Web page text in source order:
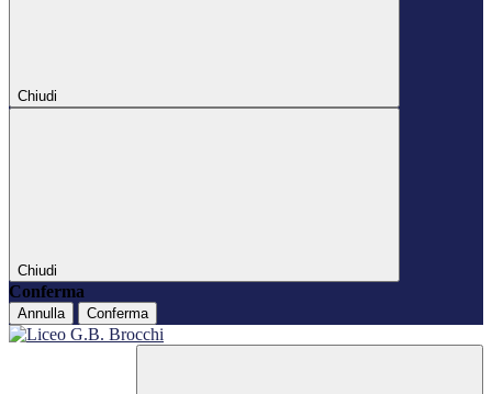
Chiudi
Chiudi
Conferma
Annulla Conferma